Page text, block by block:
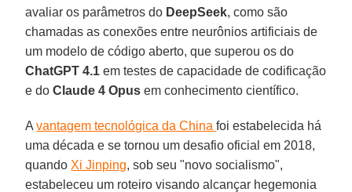
avaliar os parâmetros do DeepSeek, como são
chamadas as conexões entre neurônios artificiais de
um modelo de código aberto, que superou os do
ChatGPT 4.1 em testes de capacidade de codificação
e do Claude 4 Opus em conhecimento científico.
Avantagem tecnológica da Chinafoi estabelecida há
uma década e se tornou um desafio oficial em 2018,
quando Xi Jinping, sob seu "novo socialismo",
estabeleceu um roteiro visando alcançar hegemonia